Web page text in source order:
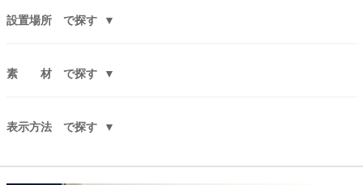
設置場所 で探す
素 材 で探す
表示方法 で探す